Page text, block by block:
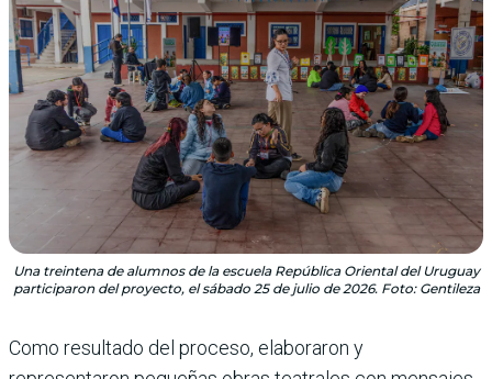
Una treintena de alumnos de la escuela República Oriental del Uruguay
participaron del proyecto, el sábado 25 de julio de 2026. Foto: Gentileza
Como resultado del proceso, elaboraron y